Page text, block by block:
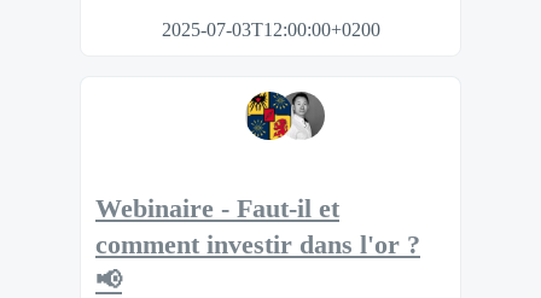
2025-07-03T12:00:00+0200
Webinaire - Faut-il et
comment investir dans l'or ?
📢